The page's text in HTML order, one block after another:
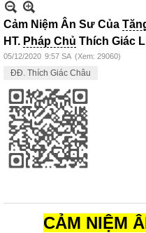
Cảm Niệm Ân Sư Của
HT. Pháp Chủ Thích Giác
05/12/2020 9:57 SA (Xem: 29060)
ĐĐ. Thích Giác Châu
CẢM NIỆM